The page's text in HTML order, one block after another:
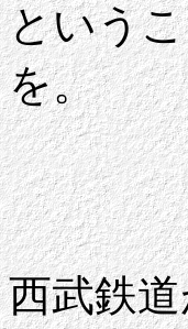
という
を。
西武鉄